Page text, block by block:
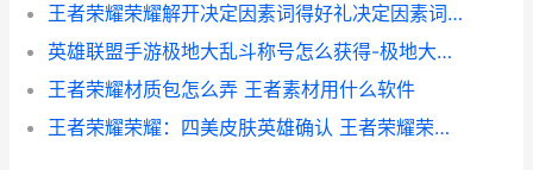
王者荣耀荣耀解开决定因素词得好礼决定因素词详情 王者解除
英雄联盟手游极地大乱斗称号怎么获得-极地大乱斗称号获取方法
王者荣耀材质包怎么弄 王者素材用什么软件
王者荣耀荣耀：四美皮肤英雄确认 王者荣耀荣耀水晶多少次必出